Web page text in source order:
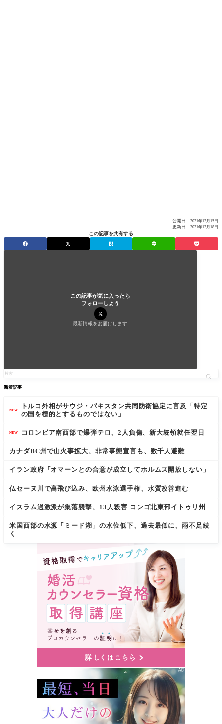
公開日： 2021年12月15日
更新日： 2021年12月18日
この記事を共有する
この記事が気に入ったら
フォローしよう
最新情報をお届けします
新着記事
NEW
トルコ外相がサウジ・パキスタン共同防衛協定に言及「特定
の国を標的とするものではない」
NEW コロンビア南西部で爆弾テロ、2人負傷、新大統領就任翌日
カナダBC州で山火事拡大、非常事態宣言も、数千人避難
イラン政府「オマーンとの合意が成立してホルムズ開放しない」
仏セーヌ川で高飛び込み、欧州水泳選手権、水質改善進む
イスラム過激派が集落襲撃、13人殺害 コンゴ北東部イトゥリ州
米国西部の水源「ミード湖」の水位低下、過去最低に、雨不足続
く